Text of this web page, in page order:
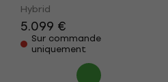
Hybrid
5.099 €
Sur commande
uniquement